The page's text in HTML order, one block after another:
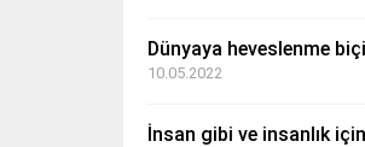
Dünyaya heveslenme
10.05.2022
İnsan gibi ve insanlık